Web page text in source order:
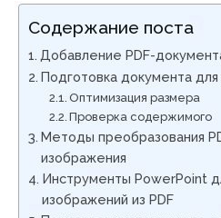
Содержание поста
Добавление PDF-
Подготовка документа
Оптимизация размера
Проверка содержимого
Методы преобразования
изображения
Инструменты PowerPoint
изображений из PDF